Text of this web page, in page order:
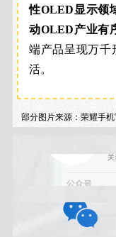
性OLED显示领
动OLED产业有
端产品呈现万千
活。
部分图片来源：荣耀手机